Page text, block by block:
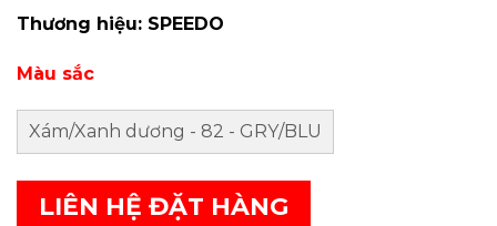
Thương hiệu: SPEEDO
Màu sắc
Xám/Xanh dương - 82 - GRY/BLU
LIÊN HỆ ĐẶT HÀNG